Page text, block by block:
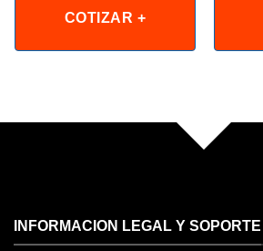
COTIZAR +
INFORMACION LEGAL Y SOPORTE